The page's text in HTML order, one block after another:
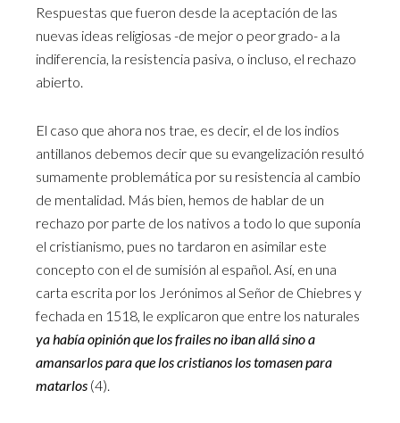
Respuestas que fueron desde la aceptación de las
nuevas ideas religiosas -de mejor o peor grado- a la
indiferencia, la resistencia pasiva, o incluso, el rechazo
abierto.
El caso que ahora nos trae, es decir, el de los indios
antillanos debemos decir que su evangelización resultó
sumamente problemática por su resistencia al cambio
de mentalidad. Más bien, hemos de hablar de un
rechazo por parte de los nativos a todo lo que suponía
el cristianismo, pues no tardaron en asimilar este
concepto con el de sumisión al español. Así, en una
carta escrita por los Jerónimos al Señor de Chiebres y
fechada en 1518, le explicaron que entre los naturales
ya había opinión que los frailes no iban allá sino a
amansarlos para que los cristianos los tomasen para
matarlos (4).